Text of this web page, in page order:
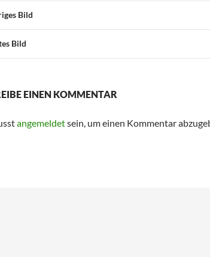
Bild
Bild
EINEN KOMMENTAR
angemeldetsein, um einen Kommentar